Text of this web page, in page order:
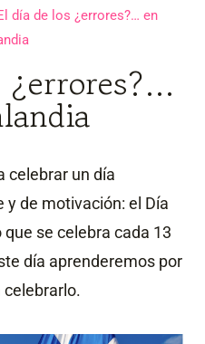
día de los ¿errores?… en
¿errores?…
celebrar un día
y de motivación: el Día
se celebra cada 13
día aprenderemos por